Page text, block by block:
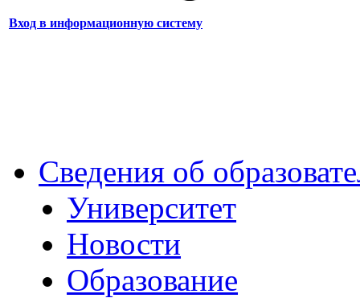
Вход в информационную систему
Сведения об
Университет
Новости
Образование